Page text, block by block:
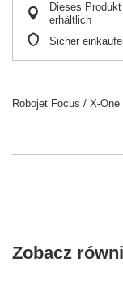
Dieses
erhältlich
Sicher
Robojet Focus / X-
Zobacz